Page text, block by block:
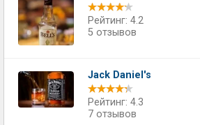
Рейтинг: 4.2
5 отзывов
Jack Daniel's
Рейтинг: 4.3
7 отзывов